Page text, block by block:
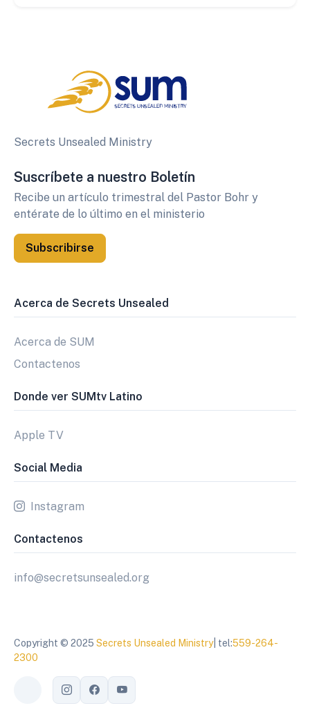
Secrets Unsealed Ministry
Suscríbete a nuestro Boletín
Recibe un artículo trimestral del Pastor Bohr y
entérate de lo último en el ministerio
Subscribirse
Acerca de Secrets Unsealed
Acerca de SUM
Contactenos
Donde ver SUMtv Latino
Apple TV
Social Media
Instagram
Contactenos
info@secretsunsealed.org
Copyright © 2025 Secrets Unsealed Ministry| tel:559-264-
2300
Toggle theme